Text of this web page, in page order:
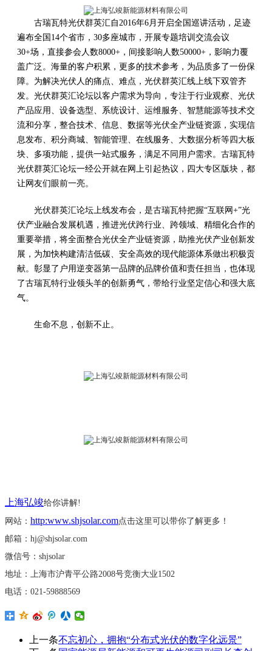
古瑞瓦特光伏群英汇自2016年6月开启全国巡讲活动，足迹
遍布全国14个省市，30多座城市，开展专题培训交流会议
30+场，直接参会人数8000+，间接影响人数50000+，影响力覆
盖广泛。海量的客户积累，更多的技术参考，为品质多了一份保
障。为解决光伏人的痛点、难点，光伏群英汇线上线下双管齐
发。光伏群英汇论坛以客户需求为导向，专注于行业观察、光伏
产品应用、设备选型、系统设计、运维服务、智慧能源等技术交
流和分享，整合技术、信息、数据等光伏全产业链资源，实现信
息发布、积分商城、智能管理、在线服务、大数据分析等四大板
块、多项功能，提供一站式服务，满足不同用户需求。古瑞瓦特
光伏群英汇论坛一经公开就在网上引起热议，四大专区版块，都
让网友们眼前一亮。
光伏群英汇论坛上线发布会，是古瑞瓦特把握“互联网+”光
伏产业融合发展机遇，推进光伏跨行业、跨领域、精细化合作的
重要举措，将全面整合光伏全产业链资源，助推光伏产业创新发
展，为加快构建清洁低碳、安全高效的现代能源体系做出积极贡
献。彰显了户用逆变器第一品牌的品牌价值和责任担当，也体现
了古瑞瓦特行业领头羊的创新勇气，带给行业坚定信心和强大底
气。
生命不息，创新不止。
上海弘竣给你讲解!
网站： http:www.shjsolar.com点击这里可以带你了解更多！
邮箱： hj@shjsolar.com
微信号： shjsolar
地址：上海市沪青平公路2008号竞衡大业1502
电话： 021-59888569
上一条不忘初心，拥抱“分布式光伏的数字化远景”